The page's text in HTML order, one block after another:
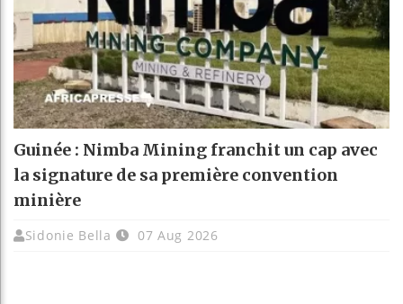
Guinée : Nimba Mining franchit un cap avec
la signature de sa première convention
minière
Sidonie Bella 07 Aug 2026